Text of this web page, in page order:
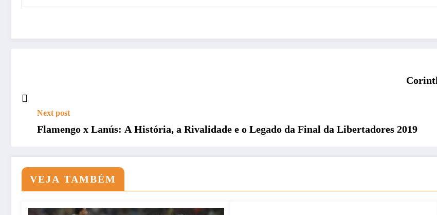
Next post
Flamengo x Lanús: A História, a Rivalidade e o Legado da Final da Libertadores 2019
VEJA TAMBÉM